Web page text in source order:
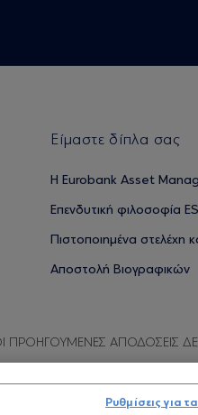
Είμαστε δίπλα σας
H Eurobank Asset
Επενδυτική φιλοσοφία
Πιστοποιημένα στελέχη
Αποστολή Βιογραφικών
ΑΠΟΔΟΣΕΙΣ
Ρυθμίσεις για